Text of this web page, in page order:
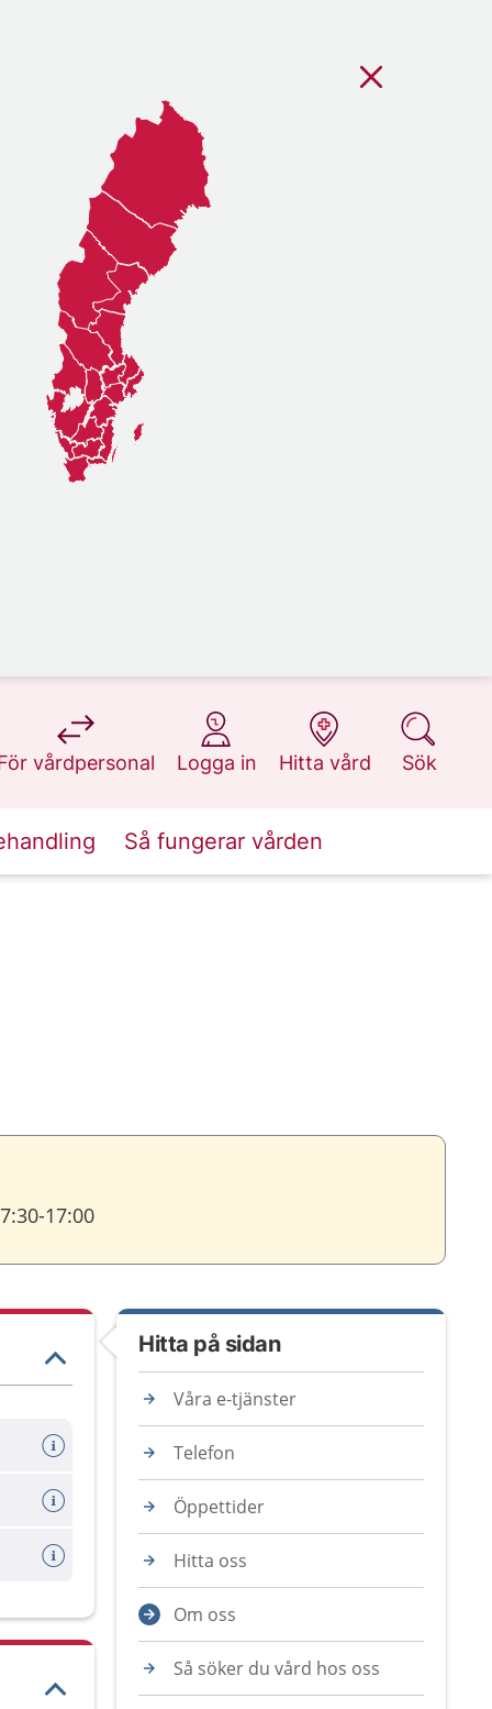
vårdpersonal
på 1177.se
Logga in
på 1177.se
Hitta vård
på 1177.se
Sök
på 1177.se
Så fungerar vården
17:00
Hitta på sidan
Våra e-tjänster
Telefon
Öppettider
Hitta oss
Om oss
Så söker du vård hos oss